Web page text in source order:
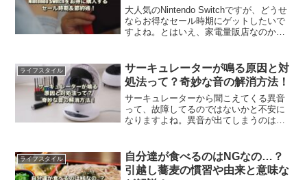
大人気のNintendo Switchですが、どうせ
ならお得なセール時期にゲットしたいで
すよね。とはいえ、家電量販店なのか大
は、お得に購入できるセール時期＆節約
術を解説します。
ライフスタイル
サーキュレーターが鳴る原因と対
処法って？奇妙な音の解消方法！
サーキュレーターから聞こえてくる異音
って、故障してるのではないかと不安に
なりますよね。異音が出てしまうのは、
な原因や対処法をご紹介します。
ライフスタイル
自分達が食べるのはNGなの…？
引越し蕎麦の慣習や由来と意味な